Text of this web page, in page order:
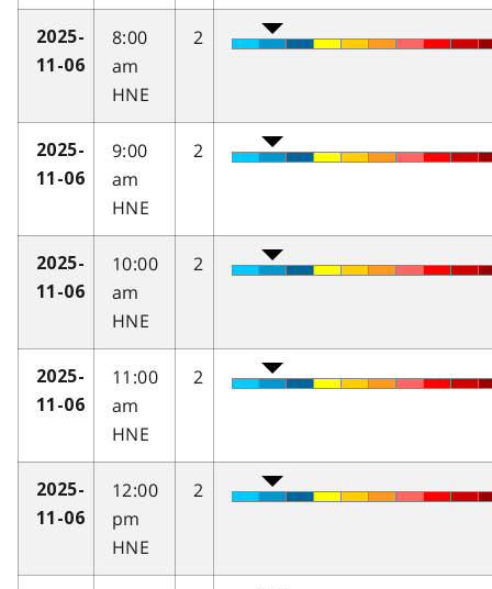
2025-
11-06
8:00
am
HNE
2
2025-
11-06
9:00
am
HNE
2
2025-
11-06
10:00
am
HNE
2
2025-
11-06
11:00
am
HNE
2
2025-
11-06
12:00
pm
HNE
2